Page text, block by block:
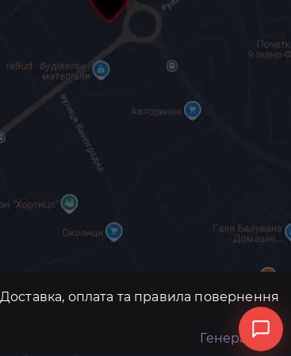
Доставка, оплата та правила повернення
Генератори